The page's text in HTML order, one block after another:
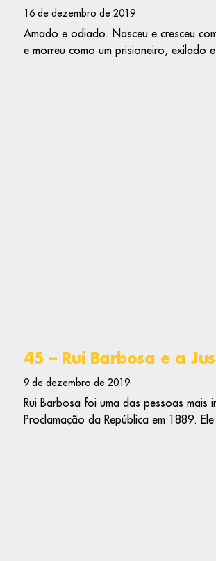
16 de dezembro de 2019
Amado e odiado. Nasceu e cresceu
e morreu como um prisioneiro, exilado
45 – Rui Barbosa e a
9 de dezembro de 2019
Rui Barbosa foi uma das pessoas mais
Proclamação da República em 1889.